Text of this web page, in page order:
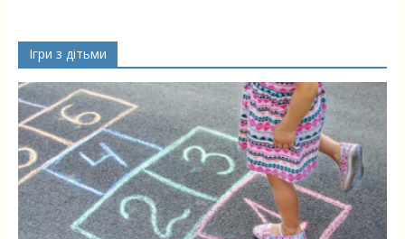
Ігри з дітьми